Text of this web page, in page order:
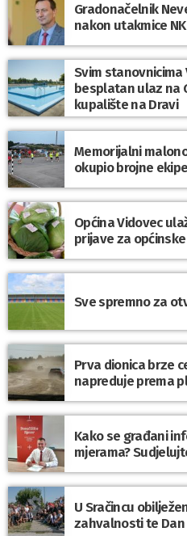
Gradonačelnik
nakon utakmice
Svim
besplatan ulaz na
kupalište na Dravi
Memorijalni
okupio brojne
Općina Vidovec
prijave za
Sve spremno za
Prva dionica brze
napreduje prema
Kako se građani
mjerama?
U Sračincu
zahvalnosti te